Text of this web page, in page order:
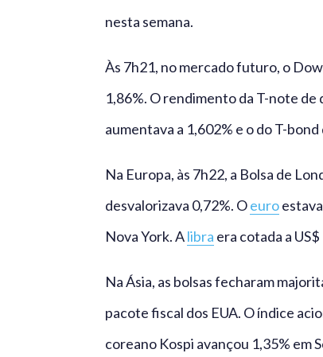
nesta semana.
Às 7h21, no mercado futuro, o
1,86%. O rendimento da T-note de
aumentava a 1,602% e o do T-
Na Europa, às 7h22, a Bolsa de
desvalorizava 0,72%. Oeuro
Nova York. Alibra era cotada a
Na Ásia, as bolsas fecharam
pacote fiscal dos EUA. O índice
coreano Kospi avançou 1,35% em